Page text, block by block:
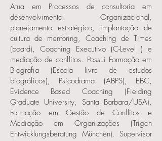
Atua em Processos de consultoria em
desenvolvimento Organizacional,
planejamento estratégico, implantação de
cultura de mentoring, Coaching de Times
(board), Coaching Executivo (C-Level ) e
mediação de conflitos. Possui Formação em
Biografia (Escola livre de estudos
biográficos), Psicodrama (ABPS), EBC,
Evidence Based Coaching (Fielding
Graduate University, Santa Barbara/USA).
Formação em Gestão de Conflitos e
Mediação em Organizações (Trigon
Entwicklungsberatung München). Supervisor